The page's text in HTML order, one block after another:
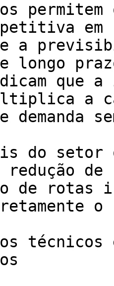
a
longo
que a
a
demanda
do setor
redução
de rotas
o
técnicos